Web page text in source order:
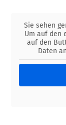
Sie sehen
Um auf den
auf den
Daten